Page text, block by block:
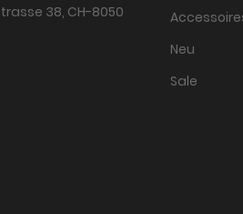
38, CH-8050
Neu
Sale